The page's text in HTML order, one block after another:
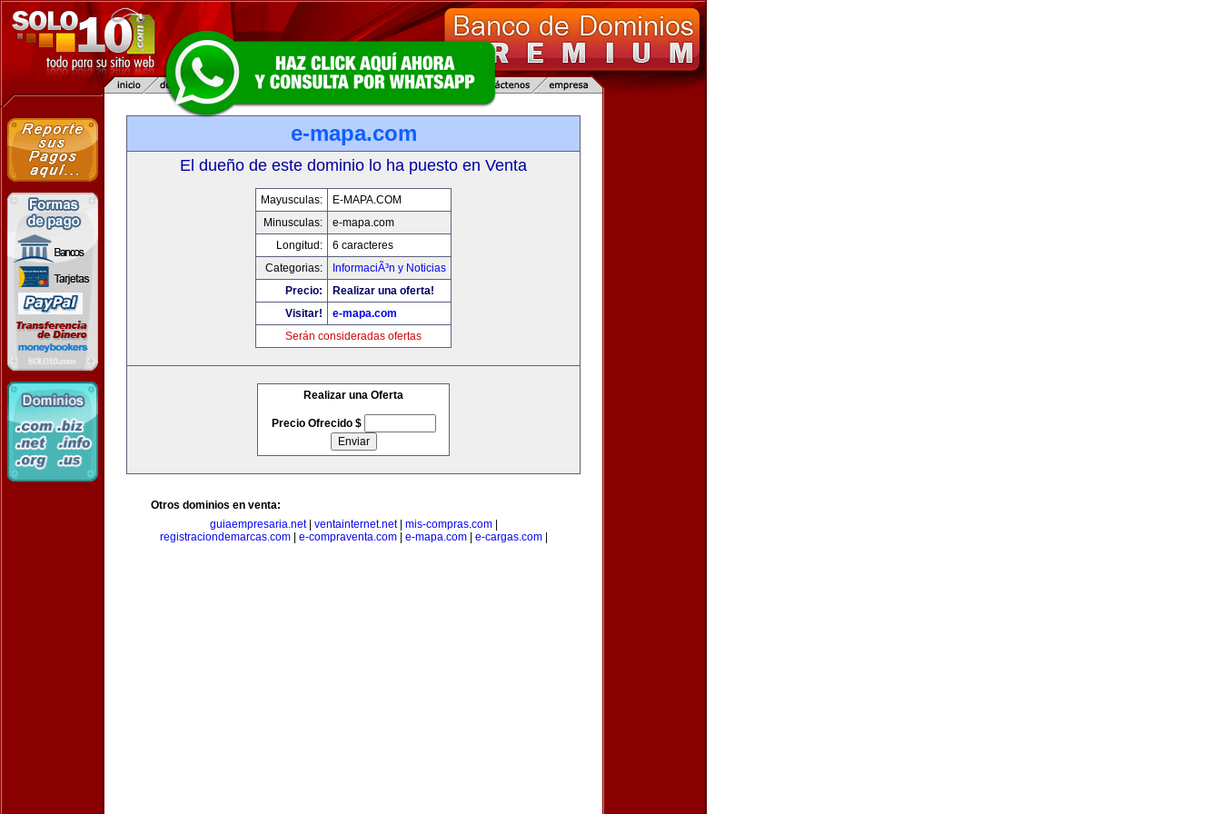
e-mapa.com
El dueño de este dominio lo ha puesto en Venta
Mayusculas:
E-MAPA.COM
Minusculas:
e-mapa.com
Longitud:
6 caracteres
Categorias:
InformaciÃ³n y Noticias
Precio:
Realizar una oferta!
Visitar!
e-mapa.com
Serán consideradas ofertas
Realizar una Oferta
Precio Ofrecido $
Otros dominios en venta:
guiaempresaria.net| ventainternet.net| mis-compras.com|
registraciondemarcas.com| e-compraventa.com| e-mapa.com| e-cargas.com|